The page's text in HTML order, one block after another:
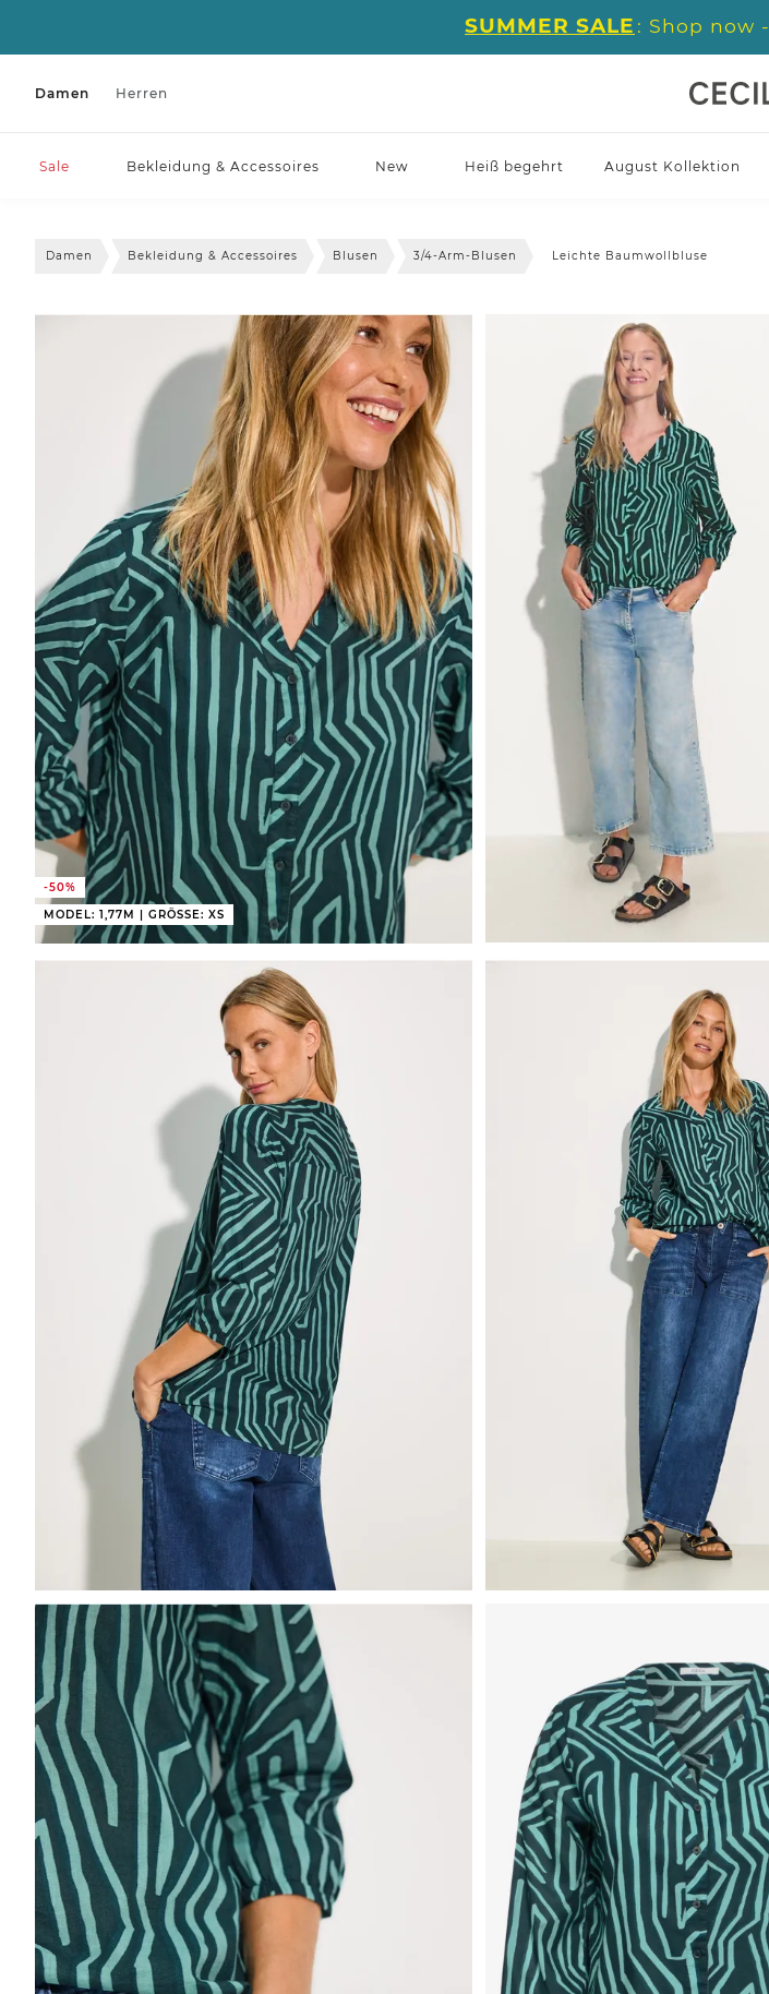
SUMMER SALE : Shop now -
Damen Herren
Sale Bekleidung & Accessoires New Heiß begehrt August Kollektion
Damen Bekleidung & Accessoires Blusen 3/4-Arm-Blusen Leichte Baumwollbluse
-50%
MODEL: 1,77M | GRÖSSE: XS